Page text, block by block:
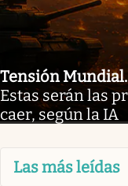
Tensión Mundial.
Estas serán las
caer, según la IA
Las más leídas